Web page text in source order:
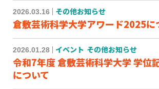
2026.03.16 その他お知らせ
倉敷芸術科学大学アワード2025に
2026.01.28 イベント その他お知らせ
令和7年度 倉敷芸術科学大学 学位
について